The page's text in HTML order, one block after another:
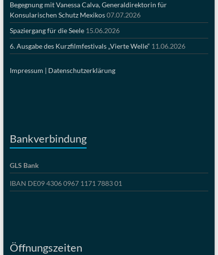
Begegnung mit Vanessa Calva, Generaldirektorin für
Konsularischen Schutz Mexikos07.07.2026
Spaziergang für die Seele 15.06.2026
6. Ausgabe des Kurzfilmfestivals „Vierte Welle“ 11.06.2026
Impressum | Datenschutzerklärung
Bankverbindung
GLS Bank
IBAN DE09 4306 0967 1171 7883 01
Öffnungszeiten